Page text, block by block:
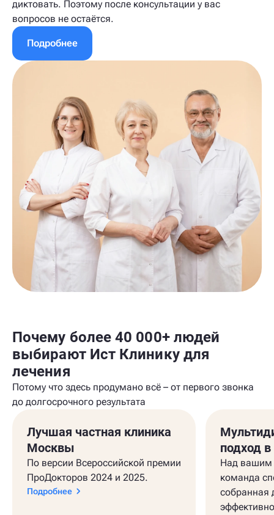
диктовать. Поэтому после консультации у вас
вопросов не остаётся.
Подробнее
Почему более 40 000+ людей
выбирают Ист Клинику для
лечения
Потому что здесь продумано всё – от первого звонка
до долгосрочного результата
Лучшая частная клиника
Москвы
По версии Всероссийской премии
ПроДокторов 2024 и 2025.
Подробнее
подход
Над вашим
команда
собранная